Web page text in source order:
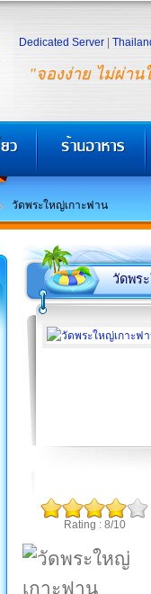
"จองง่าย ไม่ผ่าน
Dedicated Server
วัดพระใหญ่เกาะฟาน
วัดพร
Rating : 8/10